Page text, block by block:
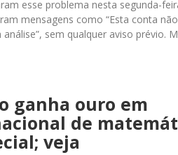
esse problema nesta segunda-
mensagens como “Esta conta
sem qualquer aviso prévio.
ganha ouro em
de
veja